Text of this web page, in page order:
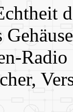
Radio